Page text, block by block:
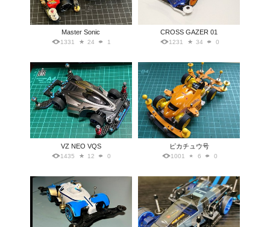
Master Sonic
1331 24 1
CROSS GAZER 01
1231 34 0
VZ NEO VQS
1435 12 0
ピカチュウ号
1001 6 0